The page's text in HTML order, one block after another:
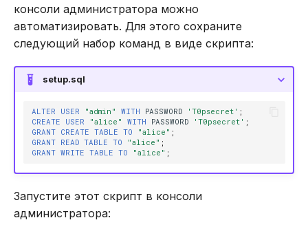
консоли администратора можно
автоматизировать. Для этого сохраните
следующий набор команд в виде скрипта:
setup.sql
ALTER USER "admin" WITH PASSWORD 'T0psecret' ;
CREATE
USER "alice" WITH PASSWORD 'T0psecret' ;
GRANT CREATE TABLE TO "alice" ;
GRANT READ TABLE TO "alice" ;
GRANT WRITE TABLE TO "alice" ;
Запустите этот скрипт в консоли
администратора: